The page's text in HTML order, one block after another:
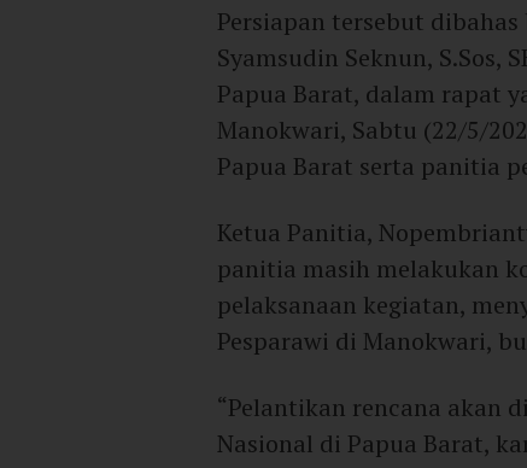
Persiapan tersebut dibahas
Syamsudin Seknun, S.Sos,
Papua Barat, dalam rapat
Manokwari, Sabtu (22/5/
Papua Barat serta panitia
Ketua Panitia,
panitia masih melakukan
pelaksanaan kegiatan,
Pesparawi di Manokwari,
“Pelantikan rencana akan
Nasional di Papua Barat,